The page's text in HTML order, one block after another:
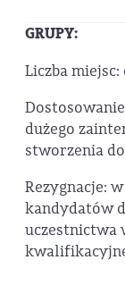
GRUPY:
Liczba
dużego
stworzenia
Rezygnacje:
kandydatów
uczestnictwa